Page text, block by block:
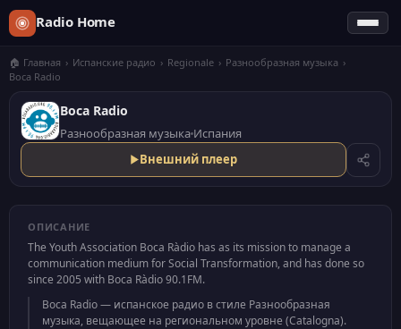
Radio Home
🏠 Главная › Испанские радио › Regionale › Разнообразная музыка ›
Boca Radio
Boca Radio
Разнообразная музыка Испания
Внешний плеер
ОПИСАНИЕ
The Youth Association Boca Ràdio has as its mission to manage a
communication medium for Social Transformation, and has done so
since 2005 with Boca Ràdio 90.1FM.
Boca Radio — испанское радио в стиле Разнообразная
музыка, вещающее на региональном уровне (Catalogna).